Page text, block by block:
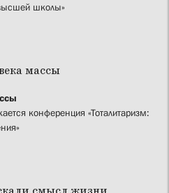
школы»
конференция «Тоталитаризм: